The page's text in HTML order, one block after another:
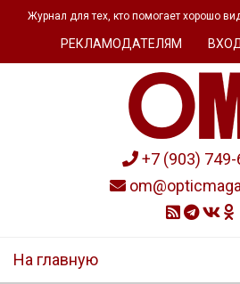
Журнал для тех, кто помогает хорошо
РЕКЛАМОДАТЕЛЯМ
+7 (903)
На главную